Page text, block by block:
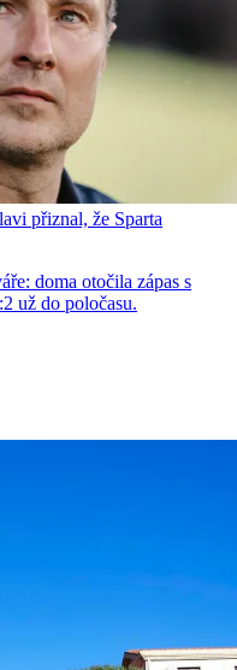
přiznal, že Sparta
doma otočila zápas s
už do poločasu.